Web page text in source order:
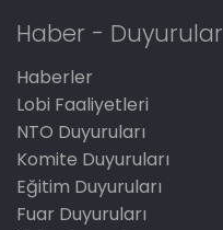
Haber - Duyurular
Haberler
Lobi Faaliyetleri
NTO Duyuruları
Komite Duyuruları
Eğitim Duyuruları
Fuar Duyuruları